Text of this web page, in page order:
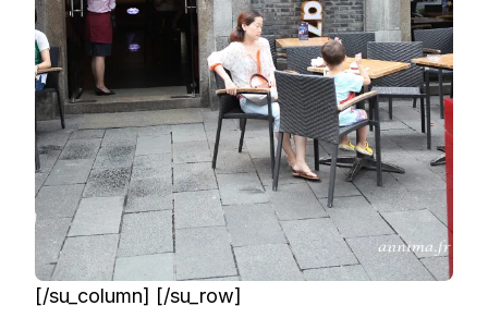
[/su_column] [/su_row]